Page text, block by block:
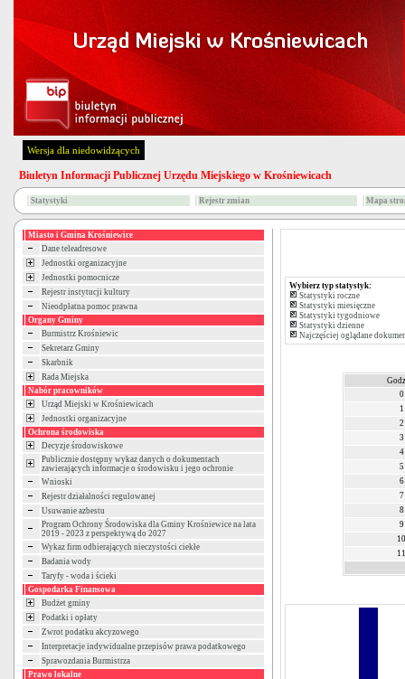
Wersja dla niedowidzących
Biuletyn Informacji Publicznej Urzędu Miejskiego w Krośniewicach
Statystyki Rejestr zmian Mapa
Miasto i Gmina Krośniewice
Dane teleadresowe
Jednostki organizacyjne
Jednostki pomocnicze
Rejestr instytucji kultury
Nieodpłatna pomoc prawna
Organy Gminy
Burmistrz Krośniewic
Sekretarz Gminy
Skarbnik
Rada Miejska
Nabór pracowników
Urząd Miejski w Krośniewicach
Jednostki organizacyjne
Ochrona środowiska
Decyzje środowiskowe
Publicznie dostępny wykaz danych o dokumentach
zawierających informacje o środowisku i jego ochronie
Wnioski
Rejestr działalności regulowanej
Usuwanie azbestu
Program Ochrony Środowiska dla Gminy Krośniewice na lata
2019 - 2023 z perspektywą do 2027
Wykaz firm odbierających nieczystości ciekłe
Badania wody
Taryfy - woda i ścieki
Gospodarka Finansowa
Budżet gminy
Podatki i opłaty
Zwrot podatku akcyzowego
Interpretacje indywidualne przepisów prawa podatkowego
Sprawozdania Burmistrza
Prawo lokalne
Wybierz typ statystyk:
Statystyki roczne
Statystyki miesięczne
Statystyki tygodniowe
Statystyki dzienne
Najczęściej oglądane
0
1
2
3
4
5
6
7
8
9
10
11